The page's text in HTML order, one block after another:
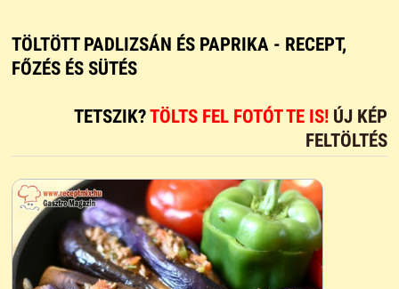
TÖLTÖTT PADLIZSÁN ÉS PAPRIKA - RECEPT,
FŐZÉS ÉS SÜTÉS
TETSZIK?TÖLTS FEL FOTÓT TE IS! ÚJ KÉP
FELTÖLTÉS